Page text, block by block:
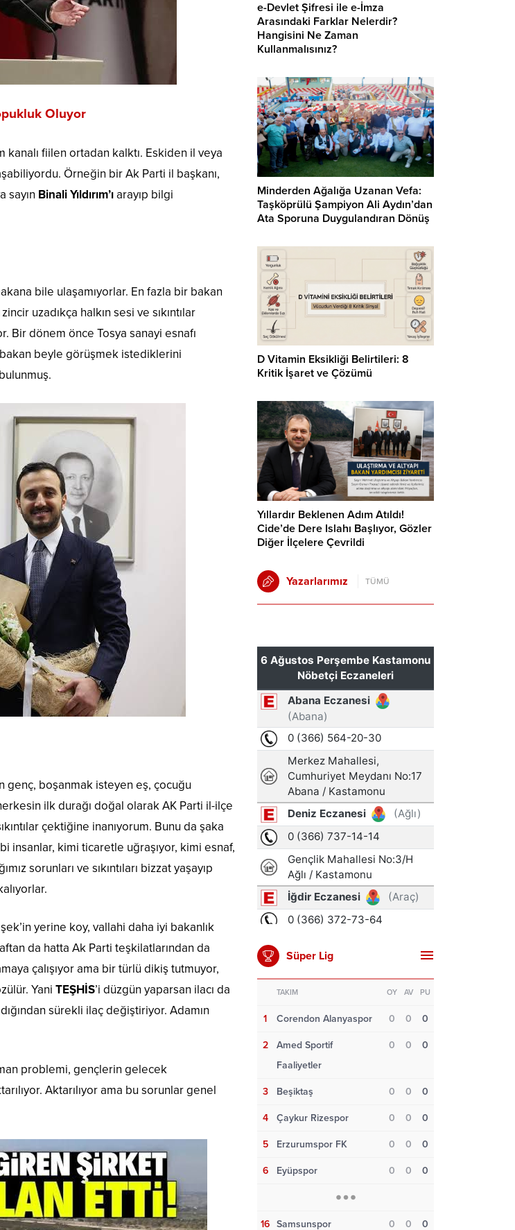
Oluyor
fiilen ortadan kalktı. Eskiden il veya
Örneğin bir Ak Parti il başkanı,
sayın BinaliYıldırım’ıarayıp bilgi
bile ulaşamıyorlar. En fazla bir bakan
uzadıkça halkın sesi ve sıkıntılar
Bir dönem önce Tosya sanayi esnafı
beyle görüşmek istediklerini
genç, boşanmak isteyen eş, çocuğu
ilk durağı doğal olarak AK Parti il-ilçe
çektiğine inanıyorum. Bunu da şaka
insanlar, kimi ticaretle uğraşıyor, kimi esnaf,
sorunları ve sıkıntıları bizzat yaşayıp
yerine koy, vallahi daha iyi bakanlık
da hatta Ak Parti teşkilatlarından da
çalışıyor ama bir türlü dikiş tutmuyor,
Yani TEŞHİS’i düzgün yaparsan ilacı da
sürekli ilaç değiştiriyor. Adamın
problemi, gençlerin gelecek
Aktarılıyor ama bu sorunlar genel
e-Devlet Şifresi ile e-İmza
Arasındaki Farklar Nelerdir?
Hangisini Ne Zaman
Kullanmalısınız?
Minderden Ağalığa Uzanan Vefa:
Taşköprülü Şampiyon Ali Aydın’dan
Ata Sporuna Duygulandıran Dönüş
D Vitamin Eksikliği Belirtileri: 8
Kritik İşaret ve Çözümü
Yıllardır Beklenen Adım Atıldı!
Cide’de Dere Islahı Başlıyor, Gözler
Diğer İlçelere Çevrildi
Yazarlarımız TÜMÜ
Süper Lig
TAKIM OY AV PU
1 Corendon Alanyaspor 0 0 0
2
Amed Sportif
Faaliyetler
0 0 0
3 Beşiktaş 0 0 0
4 Çaykur Rizespor 0 0 0
5 Erzurumspor FK 0 0 0
6 Eyüpspor 0 0 0
16 Samsunspor 0 0 0